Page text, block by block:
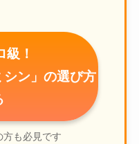
級！
ン」の選び方
も必見です